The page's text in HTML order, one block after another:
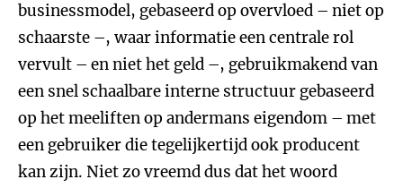
businessmodel, gebaseerd op overvloed – niet op
schaarste –, waar informatie een centrale rol
vervult – en niet het geld –, gebruikmakend van
een snel schaalbare interne structuur gebaseerd
op het meeliften op andermans eigendom – met
een gebruiker die tegelijkertijd ook producent
kan zijn. Niet zo vreemd dus dat het woord